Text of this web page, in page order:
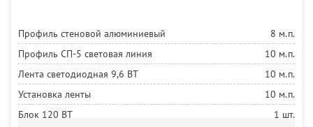
Профиль стеновой алюминиевый
8 м.п.
Профиль СП-5 световая линия
10 м.п.
Лента светодиодная 9,6 ВТ
10 м.п.
Установка ленты
10 м.п.
Блок 120 ВТ
1 шт.